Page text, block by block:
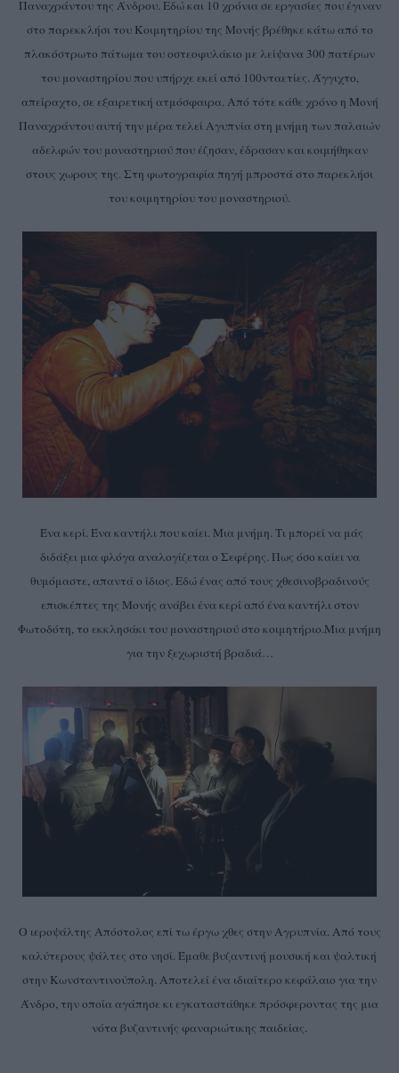
Παναχράντου της Άνδρου. Εδώ και 10 χρόνια σε εργασίες που έγιναν
στο παρεκκλήσι του Κοιμητηρίου της Μονής βρέθηκε κάτω από το
πλακόστρωτο πάτωμα του οστεοφυλάκιο με λείψανα 300 πατέρων
του μοναστηρίου που υπήρχε εκεί από 100νταετίες. Άγγιχτο,
απείραχτο, σε εξαιρετική ατμόσφαιρα. Από τότε κάθε χρόνο η Μονή
Παναχράντου αυτή την μέρα τελεί Αγυπνία στη μνήμη των παλαιών
αδελφών του μοναστηριού που έζησαν, έδρασαν και κοιμήθηκαν
στους χωρους της. Στη φωτογραφία πηγή μπροστά στο παρεκλήσι
του κοιμητηρίου του μοναστηριού.
Ένα κερί. Ένα καντήλι που καίει. Μια μνήμη. Τι μπορεί να μάς
διδάξει μια φλόγα αναλογίζεται ο Σεφέρης. Πως όσο καίει να
θυμόμαστε, απαντά ο ίδιος. Εδώ ένας από τους χθεσινοβραδινούς
επισκέπτες της Μονής ανάβει ένα κερί από ένα καντήλι στον
Φωτοδότη, το εκκλησάκι του μοναστηριού στο κοιμητήριο.Μια μνήμη
για την ξεχωριστή βραδιά…
Ο ιεροψάλτης Απόστολος επί τω έργω χθες στην Αγρυπνία. Από τους
καλύτερους ψάλτες στο νησί. Έμαθε βυζαντινή μουσική και ψαλτική
στην Κωνσταντινούπολη. Αποτελεί ένα ιδιαίτερο κεφάλαιο για την
Άνδρο, την οποία αγάπησε κι εγκαταστάθηκε πρόσφεροντας της μια
νότα βυζαντινής φαναριώτικης παιδείας.